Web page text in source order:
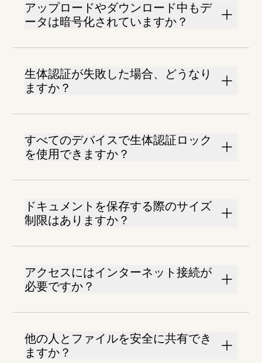
アップロードやダウンロード中もデ
ータは暗号化されていますか？
生体認証が失敗した場合、どうなり
ますか？
すべてのデバイスで生体認証ロック
を使用できますか？
ドキュメントを保存する際のサイズ
制限はありますか？
アクセスにはインターネット接続が
必要ですか？
他の人とファイルを安全に共有でき
ますか？